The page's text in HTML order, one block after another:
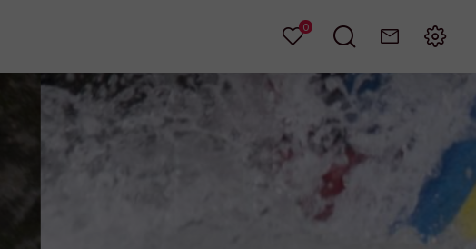
Mes
0
Je
ContactMenu